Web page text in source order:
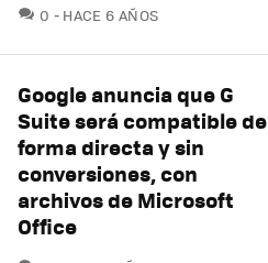
0 COMENTARIOS
HACE 6 AÑOS
Google anuncia que G
Suite será compatible de
forma directa y sin
conversiones, con
archivos de Microsoft
Office